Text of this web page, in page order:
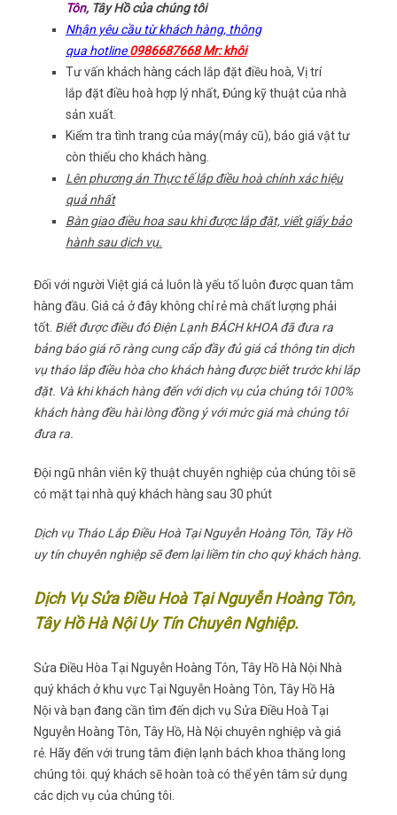
Tôn, Tây Hồ của chúng tôi
Nhận yêu cầu từ khách hàng, thông
qua hotline0986687668 Mr: khôi
Tư vấn khách hàng cách lắp đặt điều hoà, Vị trí
lắp đặt điều hoà hợp lý nhất, Đúng kỹ thuật của nhà
sản xuất.
Kiểm tra tình trang của máy(máy cũ), báo giá vật tư
còn thiếu cho khách hàng.
Lên phương án Thực tế lắp điều hoà chính xác hiệu
quả nhất
Bàn giao điều hoa sau khi được lắp đặt, viết giấy bảo
hành sau dịch vụ.
Đối với người Việt giá cả luôn là yếu tố luôn được quan tâm
hàng đầu. Giá cả ở đây không chỉ rẻ mà chất lượng phải
tốt. Biết được điều đó Điện Lạnh BÁCH kHOA đã đưa ra
bảng báo giá rõ ràng cung cấp đầy đủ giá cả thông tin dịch
vụ tháo lắp điều hòa cho khách hàng được biết trước khi lắp
đặt. Và khi khách hàng đến với dịch vụ của chúng tôi 100%
khách hàng đều hài lòng đồng ý với mức giá mà chúng tôi
đưa ra.
Đội ngũ nhân viên kỹ thuật chuyên nghiệp của chúng tôi sẽ
có mặt tại nhà quý khách hàng sau 30 phút
Dịch vụ Tháo Lắp Điều Hoà Tại Nguyễn Hoàng Tôn, Tây Hồ
uy tín chuyên nghiệp sẽ đem lại liềm tin cho quý khách hàng.
Dịch Vụ Sửa Điều Hoà Tại Nguyễn Hoàng Tôn,
Tây Hồ Hà Nội Uy Tín Chuyên Nghiệp.
Sửa Điều Hòa Tại Nguyễn Hoàng Tôn, Tây Hồ Hà Nội Nhà
quý khách ở khu vực Tại Nguyễn Hoàng Tôn, Tây Hồ Hà
Nội và bạn đang cần tìm đến dịch vụ Sửa Điều Hoà Tại
Nguyễn Hoàng Tôn, Tây Hồ, Hà Nội chuyên nghiệp và giá
rẻ. Hãy đến với trung tâm điện lạnh bách khoa thăng long
chúng tôi. quý khách sẽ hoàn toà có thể yên tâm sử dụng
các dịch vụ của chúng tôi.